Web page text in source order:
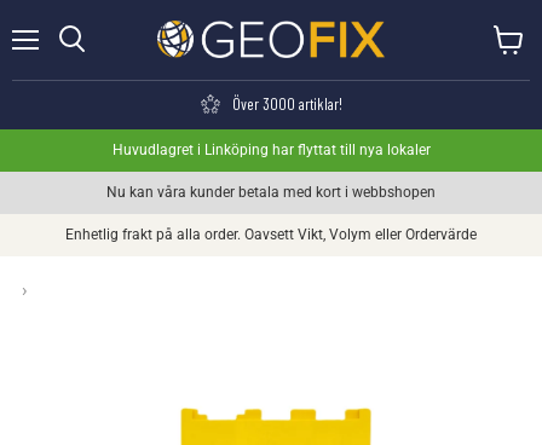
Över 3000 artiklar!
Huvudlagret i Linköping har flyttat till nya lokaler
Nu kan våra kunder betala med kort i webbshopen
Enhetlig frakt på alla order. Oavsett Vikt, Volym eller Ordervärde
›